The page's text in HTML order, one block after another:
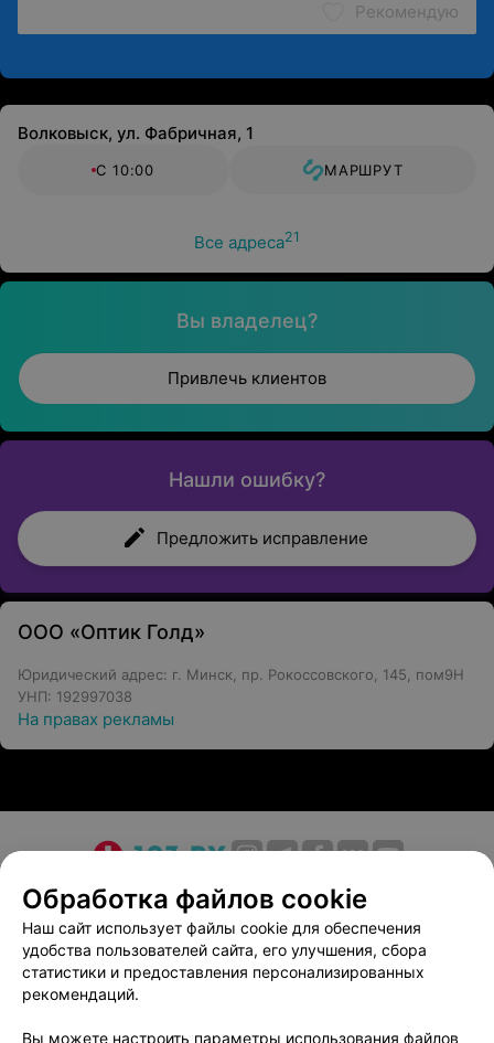
Рекомендую
Волковыск, ул. Фабричная, 1
С 10:00 МАРШРУТ
Все адреса21
Вы владелец?
Привлечь клиентов
Нашли ошибку?
Предложить исправление
ООО «Оптик Голд»
Юридический адрес: г. Минск, пр. Рокоссовского, 145, пом9Н
УНП: 192997038
На правах рекламы
О проекте Новости проекта
Размещение рекламы
Медицинский маркетинг
Публичный договор
Пользовательское соглашение
Способы оплаты
Вакансии
Партнеры
Обработка файлов cookie
Наш сайт использует файлы cookie для обеспечения
удобства пользователей сайта, его улучшения, сбора
статистики и предоставления персонализированных
рекомендаций.
Вы можете настроить параметры использования файлов